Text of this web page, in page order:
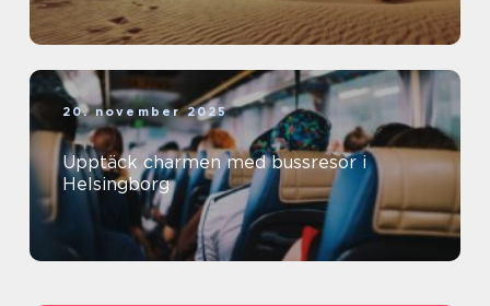
20. november 2025
Upptäck charmen med bussresor i
Helsingborg